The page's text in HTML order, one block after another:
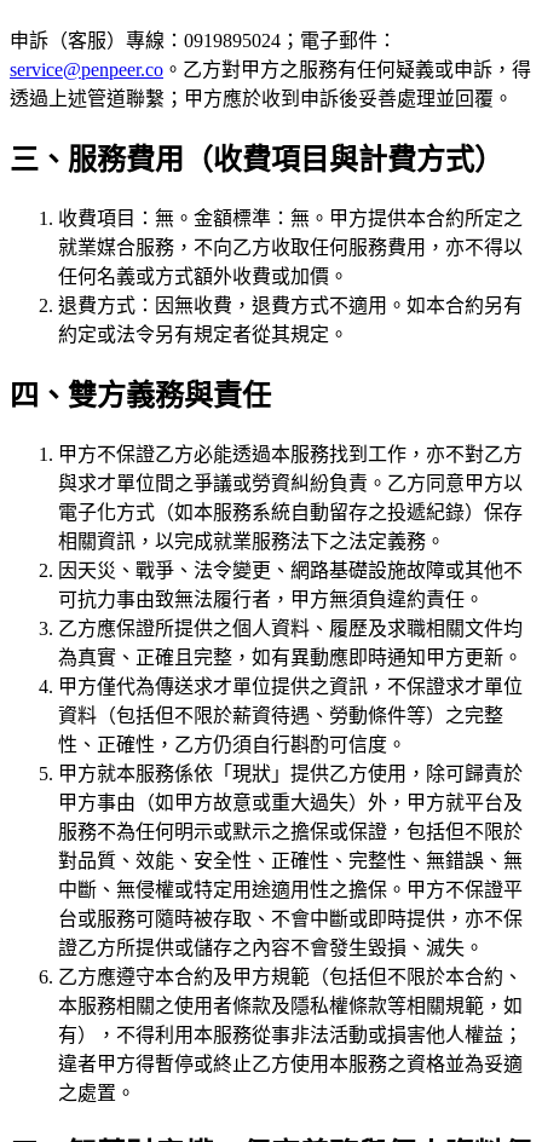
申訴（客服）專線：0919895024；電子郵件：
service@penpeer.co 。乙方對甲方之服務有任何疑義或申訴，得
透過上述管道聯繫；甲方應於收到申訴後妥善處理並回覆。
三、服務費用（收費項目與計費方式）
收費項目：無。金額標準：無。甲方提供本合約所定之
就業媒合服務，不向乙方收取任何服務費用，亦不得以
任何名義或方式額外收費或加價。
退費方式：因無收費，退費方式不適用。如本合約另有
約定或法令另有規定者從其規定。
四、雙方義務與責任
甲方不保證乙方必能透過本服務找到工作，亦不對乙方
與求才單位間之爭議或勞資糾紛負責。乙方同意甲方以
電子化方式（如本服務系統自動留存之投遞紀錄）保存
相關資訊，以完成就業服務法下之法定義務。
因天災、戰爭、法令變更、網路基礎設施故障或其他不
可抗力事由致無法履行者，甲方無須負違約責任。
乙方應保證所提供之個人資料、履歷及求職相關文件均
為真實、正確且完整，如有異動應即時通知甲方更新。
甲方僅代為傳送求才單位提供之資訊，不保證求才單位
資料（包括但不限於薪資待遇、勞動條件等）之完整
性、正確性，乙方仍須自行斟酌可信度。
甲方就本服務係依「現狀」提供乙方使用，除可歸責於
甲方事由（如甲方故意或重大過失）外，甲方就平台及
服務不為任何明示或默示之擔保或保證，包括但不限於
對品質、效能、安全性、正確性、完整性、無錯誤、無
中斷、無侵權或特定用途適用性之擔保。甲方不保證平
台或服務可隨時被存取、不會中斷或即時提供，亦不保
證乙方所提供或儲存之內容不會發生毀損、滅失。
乙方應遵守本合約及甲方規範（包括但不限於本合約、
本服務相關之使用者條款及隱私權條款等相關規範，如
有），不得利用本服務從事非法活動或損害他人權益；
違者甲方得暫停或終止乙方使用本服務之資格並為妥適
之處置。